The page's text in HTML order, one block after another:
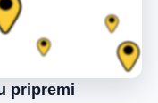
pripremi